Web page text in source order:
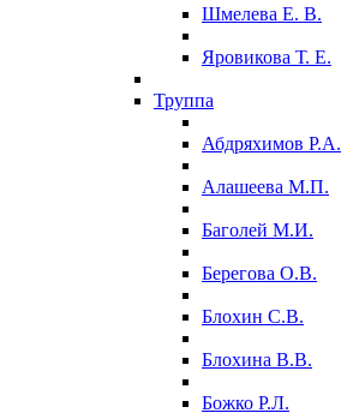
Шмелева Е. В.
Яровикова Т. Е.
Труппа
Абдряхимов Р.А.
Алашеева М.П.
Баголей М.И.
Берегова О.В.
Блохин С.В.
Блохина В.В.
Божко Р.Л.